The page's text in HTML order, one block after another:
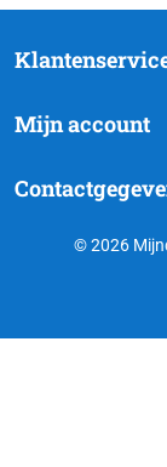
Mijn account
© 2026